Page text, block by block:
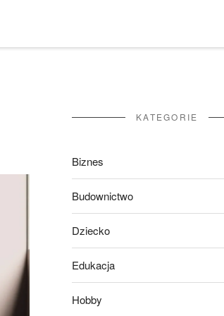
KATEGORIE
Biznes
Budownictwo
Dziecko
Edukacja
Hobby